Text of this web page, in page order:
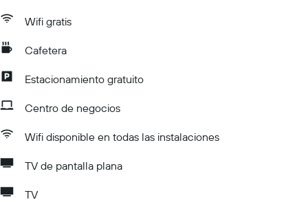
Wifi gratis
Cafetera
Estacionamiento gratuito
Centro de negocios
Wifi disponible en todas las instalaciones
TV de pantalla plana
TV